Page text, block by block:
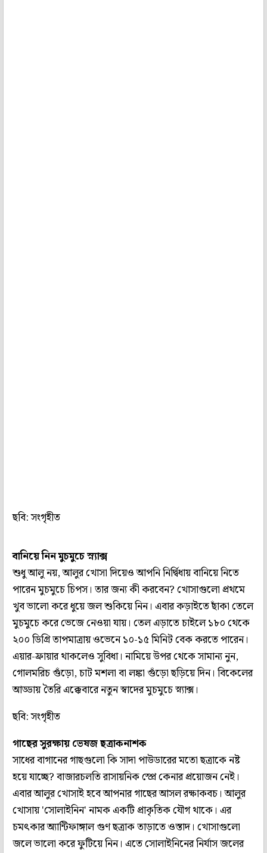
ছবি: সংগৃহীত
বানিয়ে নিন মুচমুচে স্ন্যাক্স
শুধু আলু নয়, আলুর খোসা দিয়েও আপনি নির্দ্বিধায় বানিয়ে নিতে
পারেন মুচমুচে চিপস। তার জন্য কী করবেন? খোসাগুলো প্রথমে
খুব ভালো করে ধুয়ে জল শুকিয়ে নিন। এবার কড়াইতে ছাঁকা তেলে
মুচমুচে করে ভেজে নেওয়া যায়। তেল এড়াতে চাইলে ১৮০ থেকে
২০০ ডিগ্রি তাপমাত্রায় ওভেনে ১০-১৫ মিনিট বেক করতে পারেন।
এয়ার-ফ্রায়ার থাকলেও সুবিধা। নামিয়ে উপর থেকে সামান্য নুন,
গোলমরিচ গুঁড়ো, চাট মশলা বা লঙ্কা গুঁড়ো ছড়িয়ে দিন। বিকেলের
আড্ডায় তৈরি এক্কেবারে নতুন স্বাদের মুচমুচে স্ন্যাক্স।
ছবি: সংগৃহীত
গাছের সুরক্ষায় ভেষজ ছত্রাকনাশক
সাধের বাগানের গাছগুলো কি সাদা পাউডারের মতো ছত্রাকে নষ্ট
হয়ে যাচ্ছে? বাজারচলতি রাসায়নিক স্প্রে কেনার প্রয়োজন নেই।
এবার আলুর খোসাই হবে আপনার গাছের আসল রক্ষাকবচ। আলুর
খোসায় 'সোলাইনিন' নামক একটি প্রাকৃতিক যৌগ থাকে। এর
চমৎকার অ্যান্টিফাঙ্গাল গুণ ছত্রাক তাড়াতে ওস্তাদ। খোসাগুলো
জলে ভালো করে ফুটিয়ে নিন। এতে সোলাইনিনের নির্যাস জলের